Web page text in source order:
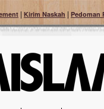
| Kirim Naskah | Pedoman